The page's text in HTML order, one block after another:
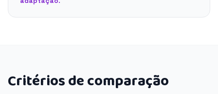
Critérios de comparação